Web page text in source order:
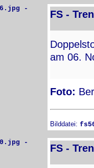
FS -
am 06.
Foto:
Bilddatei:
FS -